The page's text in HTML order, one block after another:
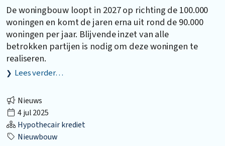
De woningbouw loopt in 2027 op richting de 100.000
woningen en komt de jaren erna uit rond de 90.000
woningen per jaar. Blijvende inzet van alle
betrokken partijen is nodig om deze woningen te
realiseren.
Lees verder…
Nieuws
4 jul 2025
Hypothecair krediet
Nieuwbouw